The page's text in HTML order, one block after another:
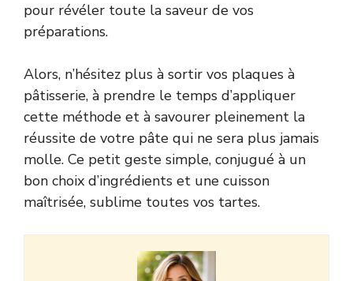
pour révéler toute la saveur de vos
préparations.
Alors, n’hésitez plus à sortir vos plaques à
pâtisserie, à prendre le temps d’appliquer
cette méthode et à savourer pleinement la
réussite de votre pâte qui ne sera plus jamais
molle. Ce petit geste simple, conjugué à un
bon choix d’ingrédients et une cuisson
maîtrisée, sublime toutes vos tartes.